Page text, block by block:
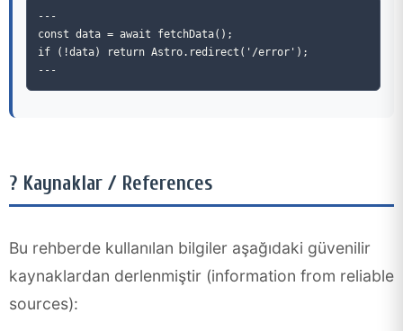
---
const data = await fetchData();
if (!data) return Astro.redirect('/error');
? Kaynaklar / References
Bu rehberde kullanılan bilgiler aşağıdaki güvenilir
kaynaklardan derlenmiştir (information from reliable
sources):